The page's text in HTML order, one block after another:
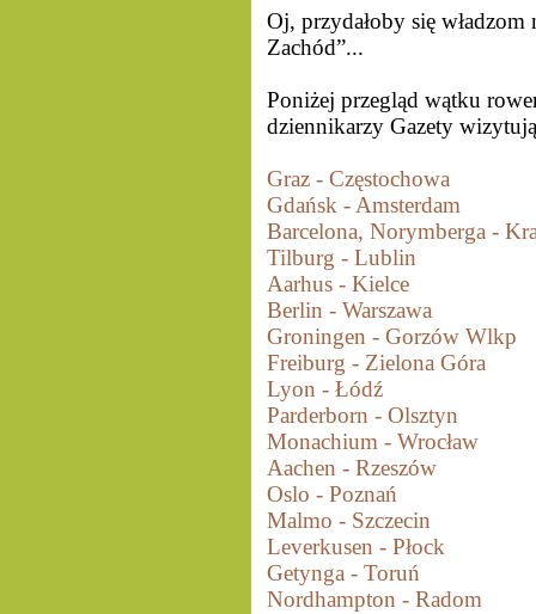
Oj, przydałoby się władzom
Zachód”...
Poniżej przegląd wątku
dziennikarzy Gazety
Graz - Częstochowa
Gdańsk - Amsterdam
Barcelona, Norymberga -
Tilburg - Lublin
Aarhus - Kielce
Berlin - Warszawa
Groningen - Gorzów Wlkp
Freiburg - Zielona Góra
Lyon - Łódź
Parderborn - Olsztyn
Monachium - Wrocław
Aachen - Rzeszów
Oslo - Poznań
Malmo - Szczecin
Leverkusen - Płock
Getynga - Toruń
Nordhampton - Radom